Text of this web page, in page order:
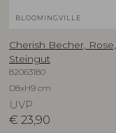
BLOOMINGVILLE
Cherish Becher, Rose,
Steingut
82063180
D8xH9 cm
UVP
€ 23,90